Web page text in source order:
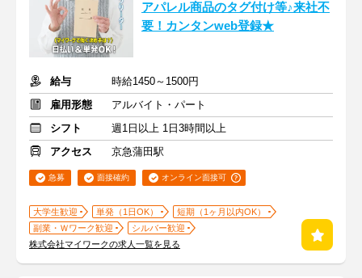
アパレル商品のタグ付け等♪来社不
要！カンタンweb登録★
給与
時給1450～1500円
雇用形態
アルバイト・パート
シフト
週1日以上 1日3時間以上
アクセス
京急蒲田駅
急募 面接確約 オンライン面接可
大学生歓迎 単発（1日OK）
短期（1ヶ月以内OK）
副業・Ｗワーク歓迎
シルバー歓迎
株式会社マイワークの求人一覧を見る